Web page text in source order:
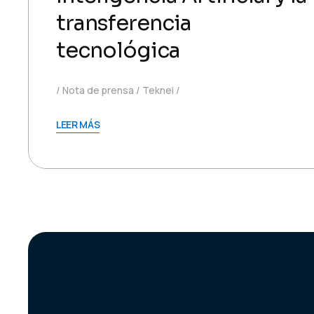
transferencia
tecnológica
Nota de prensa Teknei
LEER MÁS